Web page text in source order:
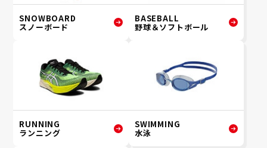
SNOWBOARD
スノーボード
BASEBALL
野球＆ソフトボール
RUNNING
ランニング
SWIMMING
水泳